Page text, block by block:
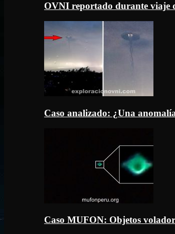
OVNI reportado durante viaje
Caso analizado: ¿Una
Caso MUFON: Objetos